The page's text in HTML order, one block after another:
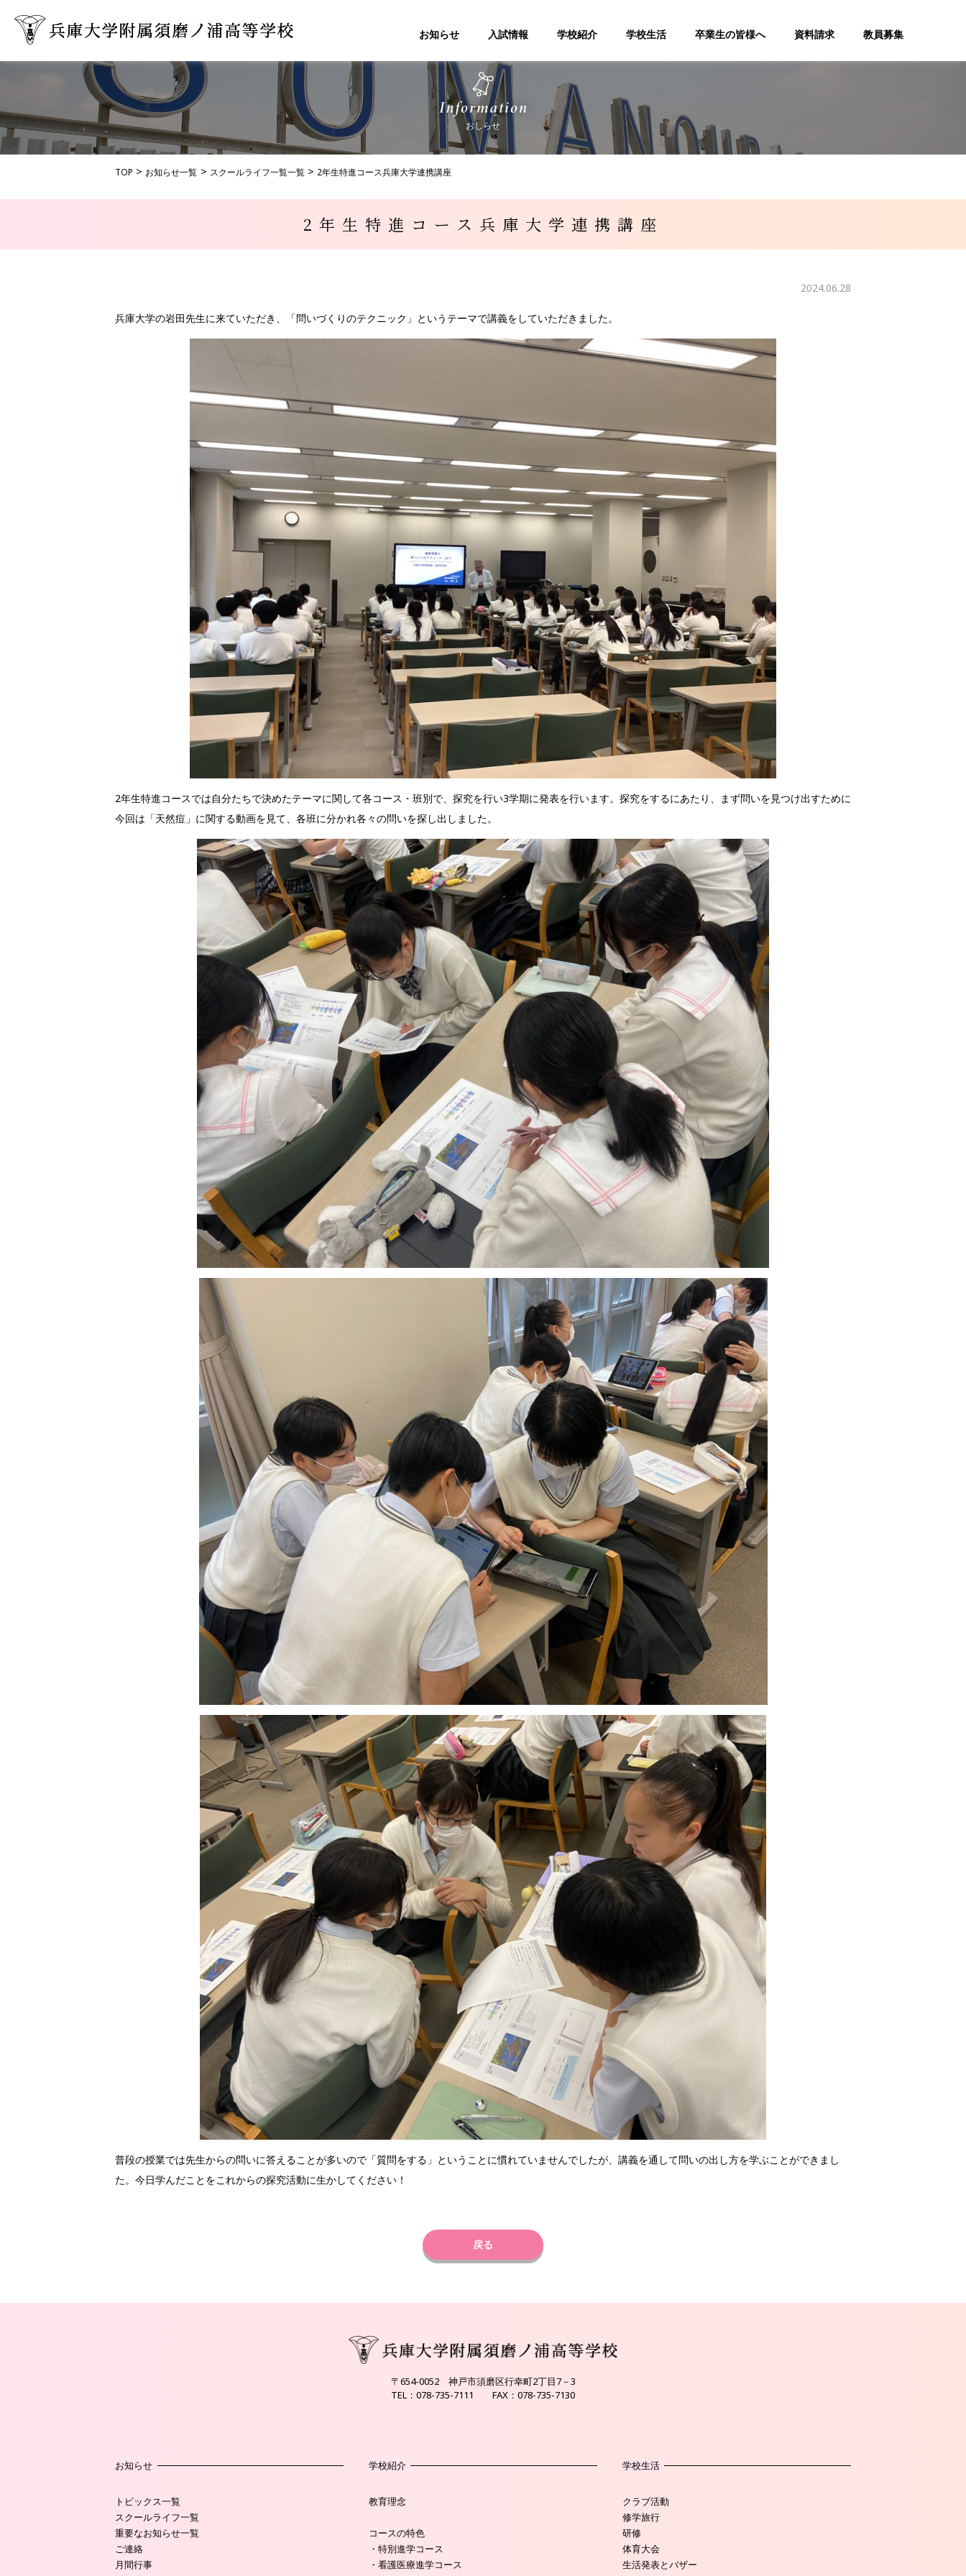
お知らせ 入試情報 学校紹介 学校生活 卒業生の皆様へ 資料請求 教員募集
おしらせ
TOP お知らせ一覧 スクールライフ一覧一覧 2年生特進コース兵庫大学連携講座
2年生特進コース兵庫大学連携講座
2024.06.28
兵庫大学の岩田先生に来ていただき、「問いづくりのテクニック」というテーマで講義をしていただきました。
2年生特進コースでは自分たちで決めたテーマに関して各コース・班別で、探究を行い3学期に発表を行います。探究をするにあたり、まず問いを見つけ出すために
今回は「天然痘」に関する動画を見て、各班に分かれ各々の問いを探し出しました。
普段の授業では先生からの問いに答えることが多いので「質問をする」ということに慣れていませんでしたが、講義を通して問いの出し方を学ぶことができまし
た。今日学んだことをこれからの探究活動に生かしてください！
戻る
〒654-0052 神戸市須磨区行幸町2丁目7－3
TEL：078-735-7111 FAX：078-735-7130
お知らせ
トピックス一覧
スクールライフ一覧
重要なお知らせ一覧
ご連絡
月間行事
学校紹介
教育理念
コースの特色
・特別進学コース
・看護医療進学コース
学校生活
クラブ活動
修学旅行
研修
体育大会
生活発表とバザー